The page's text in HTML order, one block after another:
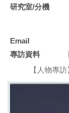
【人物專